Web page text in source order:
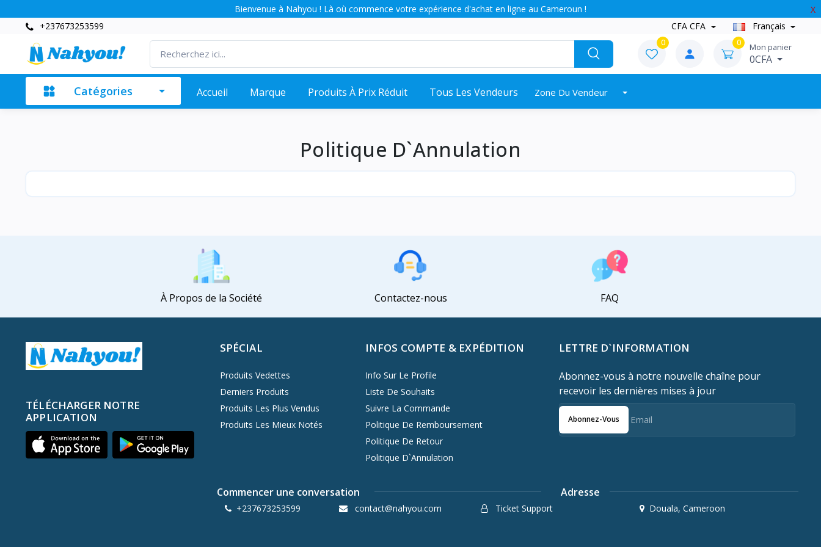
Bienvenue à Nahyou ! Là où commence votre expérience d'achat en ligne au Cameroun !
X
+237673253599
CFA CFA Français
0 0 Mon panier
0CFA
Catégories Accueil Marque Produits À Prix Réduit Tous Les Vendeurs Zone Du Vendeur
Politique D`Annulation
À Propos de la Société Contactez-nous FAQ
TÉLÉCHARGER NOTRE
APPLICATION
SPÉCIAL
Produits Vedettes
Derniers Produits
Produits Les Plus Vendus
Produits Les Mieux Notés
INFOS COMPTE & EXPÉDITION
Info Sur Le Profile
Liste De Souhaits
Suivre La Commande
Politique De Remboursement
Politique De Retour
Politique D`Annulation
LETTRE D`INFORMATION
Abonnez-vous à notre nouvelle chaîne pour
recevoir les dernières mises à jour
Abonnez-Vous
Commencer une conversation
+237673253599 contact@nahyou.com Ticket Support
Adresse
Douala, Cameroon